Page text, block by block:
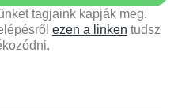
tagjaink kapják meg.
ezen a linken tudsz